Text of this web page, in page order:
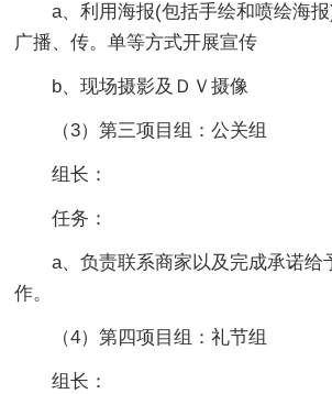
a、利用海报(包括手绘和喷绘海报)
广播、传。单等方式开展宣传
b、现场摄影及ＤＶ摄像
（3）第三项目组：公关组
组长：
任务：
a、负责联系商家以及完成承诺给
作。
（4）第四项目组：礼节组
组长：